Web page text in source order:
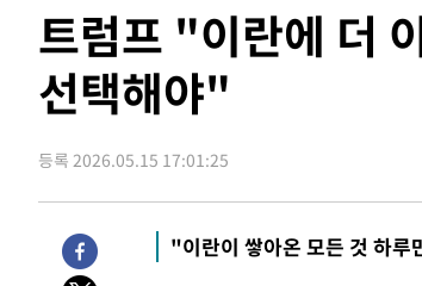
상
-15454초 전 >[속보]코스피 매도사이드카 발동…4%
-14726초 전 >[속보]전남광주 초대 시민추천 부시장에
-12287초 전 >서울 열대야 15일째 지속…비공식 '초열
-10837초 전 >[속보]코스피, 119.51포인트(1.81%) 내
-7284초 전 >6월 경상수지 497.3억 달러…두 달 연속
-7235초 전 >
서울 낮 39도 '폭염중대경보'…40도 관측
-4597초 전 >
트럼프 "이란에 더
선택해야"
등록 2026.05.15 17:01:25
"이란이 쌓아온 모든 것 하